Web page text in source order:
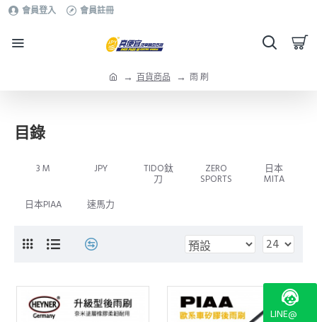
會員登入 會員註冊
百貨商品 雨 刷
目錄
3 M JPY
TIDO鈦
刀
ZERO
SPORTS
日本
MITA
日本PIAA
速馬力
LINE@